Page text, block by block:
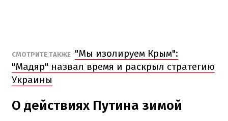
СМОТРИТЕ ТАКЖЕ "Мы изолируем Крым":
"Мадяр" назвал время и раскрыл стратегию
Украины
О действиях Путина зимой